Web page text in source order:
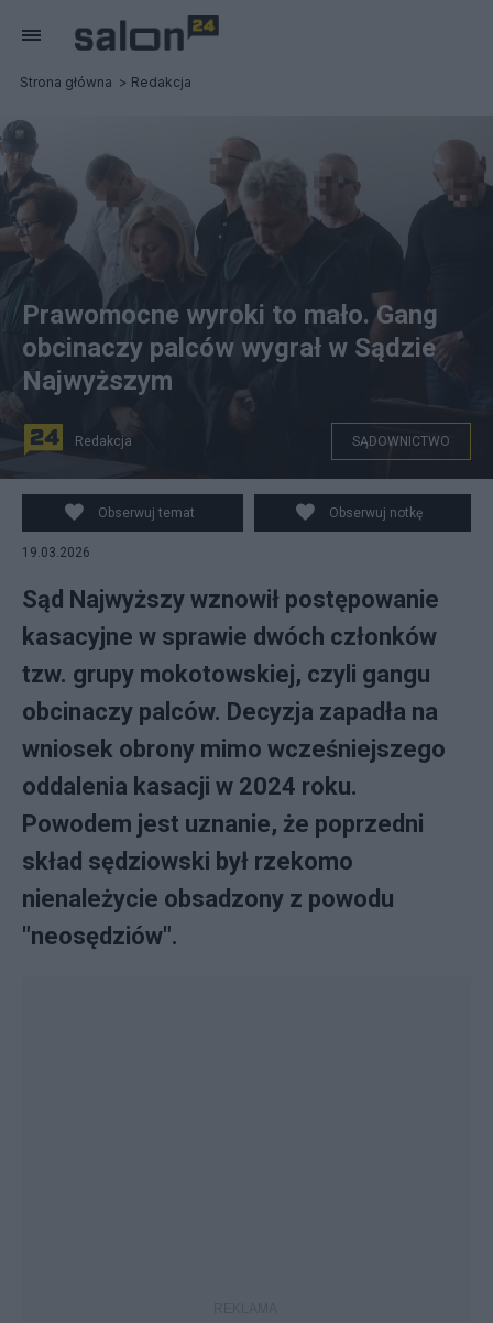
Strona główna Redakcja
Prawomocne wyroki to mało. Gang
obcinaczy palców wygrał w Sądzie
Najwyższym
Redakcja SĄDOWNICTWO
Obserwuj temat Obserwuj notkę
19.03.2026
Sąd Najwyższy wznowił postępowanie
kasacyjne w sprawie dwóch członków
tzw. grupy mokotowskiej, czyli gangu
obcinaczy palców. Decyzja zapadła na
wniosek obrony mimo wcześniejszego
oddalenia kasacji w 2024 roku.
Powodem jest uznanie, że poprzedni
skład sędziowski był rzekomo
nienależycie obsadzony z powodu
"neosędziów".